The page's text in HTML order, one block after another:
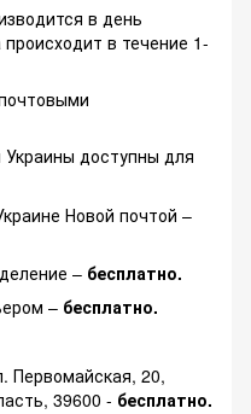
в день
в течение 1-
доступны для
Новой почтой –
– бесплатно.
– бесплатно.
20,
39600 - бесплатно.